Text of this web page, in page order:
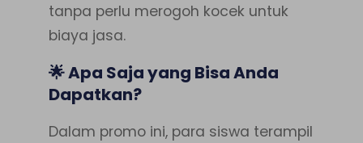
tanpa perlu merogoh kocek untuk
biaya jasa.
🌟 Apa Saja yang Bisa Anda
Dapatkan?
Dalam promo ini, para siswa terampil